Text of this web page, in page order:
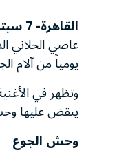
القاهرة- 7 سبتمبر 2006-
عاصي الحلاني
يومياً من آلام
وتظهر في
ينقض عليها
وحش الجوع